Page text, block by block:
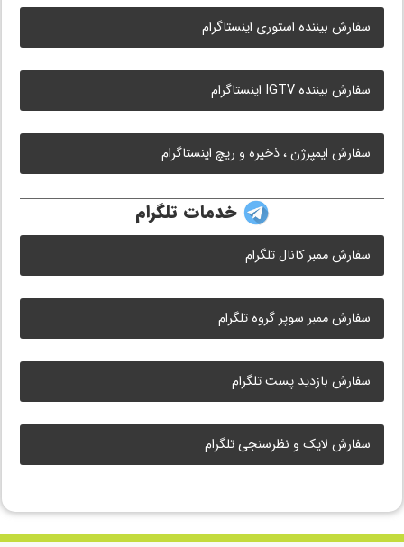
سفارش بیننده استوری اینستاگرام
سفارش بیننده IGTV اینستاگرام
سفارش ایمپرژن ، ذخیره و ریچ اینستاگرام
خدمات تلگرام
سفارش ممبر کانال تلگرام
سفارش ممبر سوپر گروه تلگرام
سفارش بازدید پست تلگرام
سفارش لایک و نظرسنجی تلگرام